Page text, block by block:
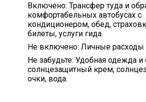
Включено: Трансфер туда и
комфортабельных автобусах с
кондиционером, обед,
билеты, услуги гида.
Не включено: Личные расходы
Не забудьте: Удобная одежда и
солнцезащитный крем,
очки, вода.